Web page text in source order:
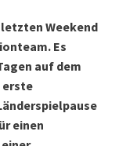
Weekend
Es
auf dem
erste
einen